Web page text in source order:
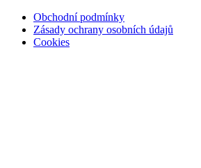
Obchodní podmínky
Zásady ochrany osobních údajů
Cookies